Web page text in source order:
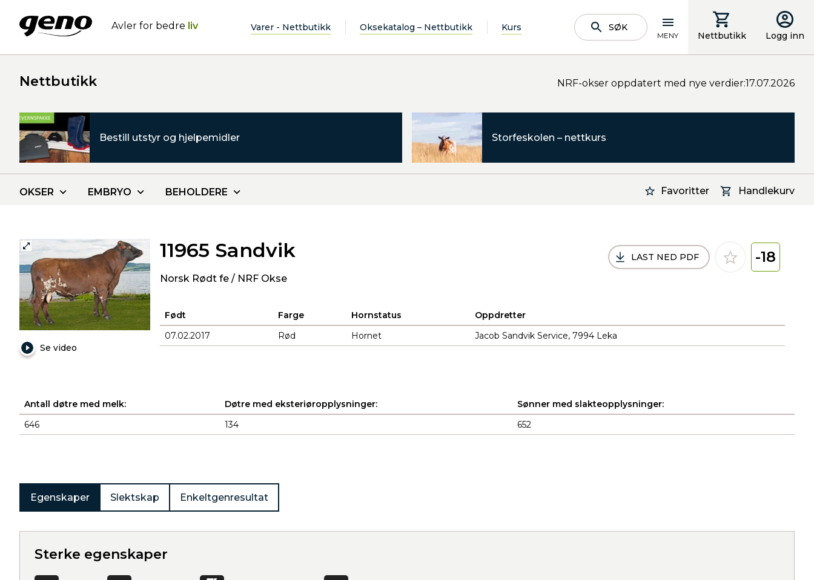
Avler for bedre liv Varer - Nettbutikk Oksekatalog – Nettbutikk Kurs SØK
MENY Nettbutikk Logg inn
Nettbutikk NRF-okser oppdatert med nye verdier:17.07.2026
Bestill utstyr og hjelpemidler Storfeskolen – nettkurs
Favoritter Handlekurv
OKSER EMBRYO BEHOLDERE
Se video
11965 Sandvik
Norsk Rødt fe / NRF Okse
LAST NED PDF -18
Født Farge Hornstatus
Oppdretter
07.02.2017
Rød Hornet Jacob Sandvik Service, 7994 Leka
Antall døtre med melk: Døtre med eksteriøropplysninger:
Sønner med slakteopplysninger:
646
134 652
Egenskaper Slektskap Enkeltgenresultat
Sterke egenskaper